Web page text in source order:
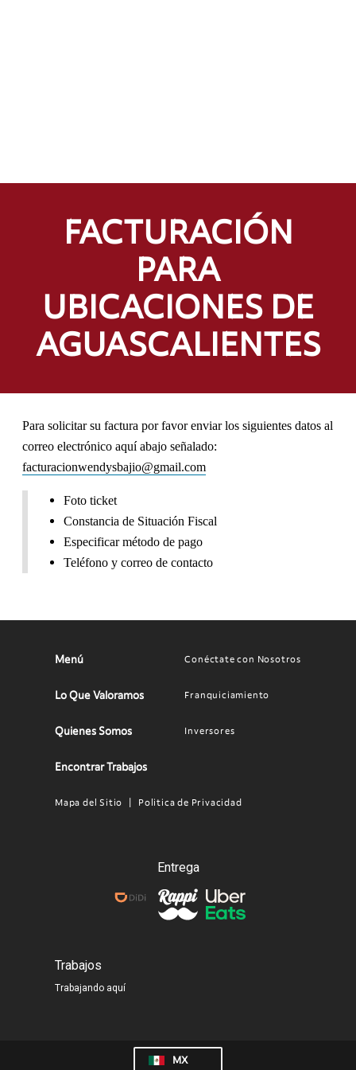
FACTURACIÓN
PARA
UBICACIONES DE
AGUASCALIENTES
Para solicitar su factura por favor enviar los siguientes datos al
correo electrónico aquí abajo señalado:
facturacionwendysbajio@gmail.com
Foto ticket
Constancia de Situación Fiscal
Especificar método de pago
Teléfono y correo de contacto
Main
Menú
Lo Que Valoramos
Quienes Somos
Encontrar Trabajos
Footer
Conéctate con Nosotros
Franquiciamiento
Inversores
Mapa del Sitio Politica de Privacidad
Trabajos
Trabajando aquí
Entrega
MX